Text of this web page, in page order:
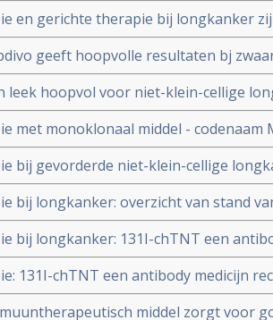
en gerichte therapie bij longkanker
en wanneer deze in te zetten?
geeft hoopvolle resultaten bj
longkanker met alsnog enkele
leek hoopvol voor niet-klein-cellige
wordt stopgezet door GSK
met monoklonaal middel - codenaam
in fase I studie met 53 patienten
bij gevorderde niet-klein-cellige
in de nabije toekomst.
bij longkanker: overzicht van stand
van laatste 10 jaar
bij longkanker: 131I-chTNT een
tumoren bij inoperable
in fase I en II studies
131I-chTNT een antibody medicijn
longkankerpatiënten zorgt
I-II studies.N.
middel zorgt voor